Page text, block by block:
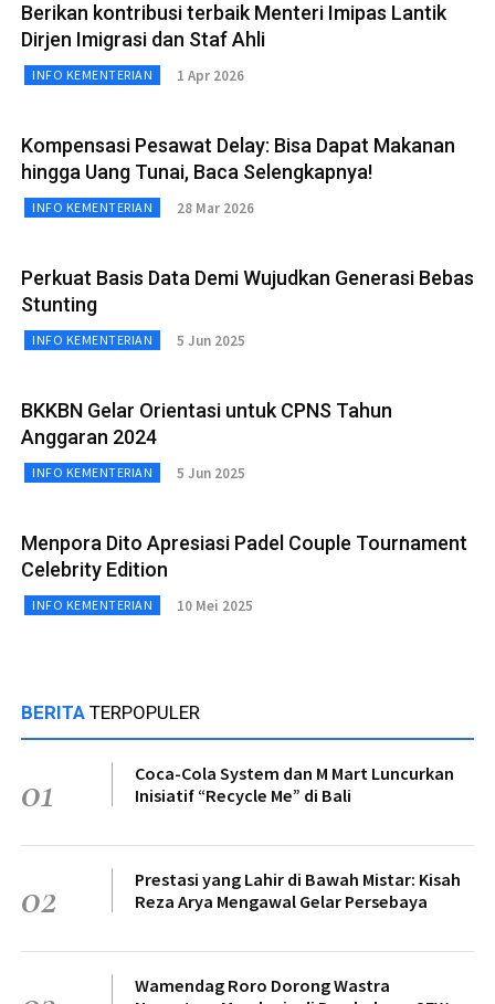
Berikan kontribusi terbaik Menteri Imipas Lantik
Dirjen Imigrasi dan Staf Ahli
INFO KEMENTERIAN 1 Apr 2026
Kompensasi Pesawat Delay: Bisa Dapat Makanan
hingga Uang Tunai, Baca Selengkapnya!
INFO KEMENTERIAN 28 Mar 2026
Perkuat Basis Data Demi Wujudkan Generasi Bebas
Stunting
INFO KEMENTERIAN 5 Jun 2025
BKKBN Gelar Orientasi untuk CPNS Tahun
Anggaran 2024
INFO KEMENTERIAN 5 Jun 2025
Menpora Dito Apresiasi Padel Couple Tournament
Celebrity Edition
INFO KEMENTERIAN 10 Mei 2025
BERITA TERPOPULER
01
Coca-Cola System dan M Mart Luncurkan
Inisiatif “Recycle Me” di Bali
02
Prestasi yang Lahir di Bawah Mistar: Kisah
Reza Arya Mengawal Gelar Persebaya
Wamendag Roro Dorong Wastra